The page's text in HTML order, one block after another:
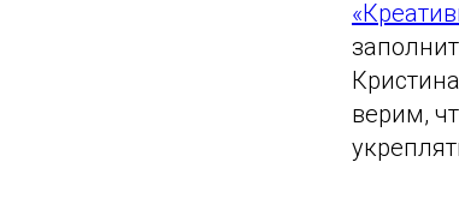
верим,